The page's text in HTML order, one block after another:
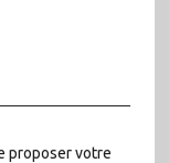
proposer votre